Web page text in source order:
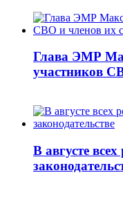
Глава ЭМР
участников
В августе